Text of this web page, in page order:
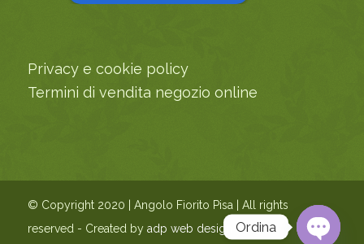
Privacy e cookie policy
Termini di vendita negozio online
© Copyright 2020 | Angolo Fiorito Pisa | All rights
reserved - Created byadp web design Ordina